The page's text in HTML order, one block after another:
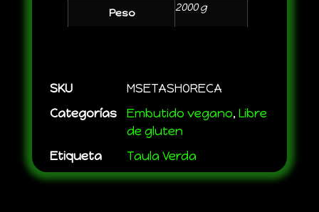
Peso 2000 g
SKU
MSETASHORECA
Categorías
Embutido vegano, Libre
de gluten
Etiqueta
Taula Verda